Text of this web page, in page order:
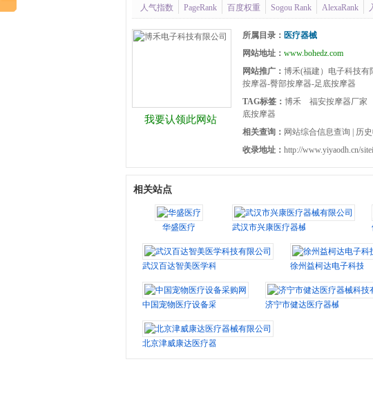
人气指数
PageRank
百度权重
Sogou Rank
AlexaRank
我要认领此网站
所属目录： 医疗器械
网站地址： www.bohedz.com
网站推广： 博禾(福建）电子科技有
按摩器-臀部按摩器-足底按摩器
TAG标签： 博禾 福安按摩器厂家
底按摩器
相关查询： 网站综合信息查询 历
收录地址： http://www.yiyaodh.cn/
相关站点
华盛医疗 武汉市兴康医疗器械有限公司
武汉百达智美医学科技有限公司 徐州益柯达电子科技有
中国宠物医疗设备采购网 济宁市健达医疗器械科技有限
北京津威康达医疗器械有限公司